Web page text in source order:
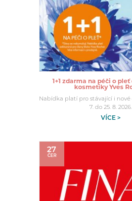
1+1 zdarma na péči o
kosmetiky Yves
Nabídka platí pro stávající i nové
7. do 25. 8. 2026.
VÍCE >
27
ČER